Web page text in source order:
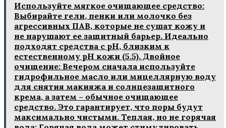
Используйте мягкое очищающее средство:
Выбирайте гели, пенки или молочко без
агрессивных ПАВ, которые не сушат кожу и
не нарушают ее защитный барьер. Идеально
подходят средства с pH, близким к
естественному pH кожи (5.5). Двойное
очищение: Вечером сначала используйте
гидрофильное масло или мицеллярную воду
для снятия макияжа и солнцезащитного
крема, а затем – обычное очищающее
средство. Это гарантирует, что поры будут
максимально чистыми. Теплая, но не горячая